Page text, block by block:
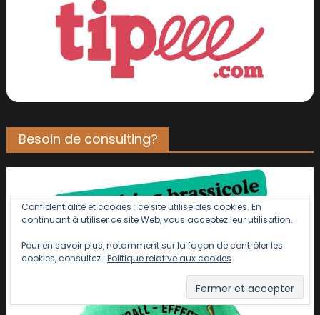
Besoin de consulting?
Confidentialité et cookies : ce site utilise des cookies. En
continuant à utiliser ce site Web, vous acceptez leur utilisation.
Pour en savoir plus, notamment sur la façon de contrôler les
cookies, consultez : Politique relative aux cookies